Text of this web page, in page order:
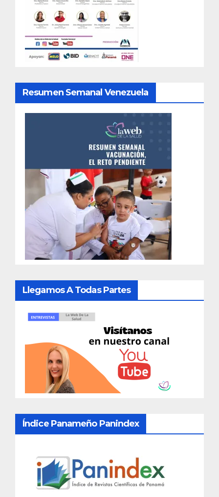
Resumen Semanal Venezuela
Llegamos A Todas Partes
Índice Panameño Panindex